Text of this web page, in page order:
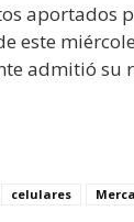
aportados
este
admitió su
celulares